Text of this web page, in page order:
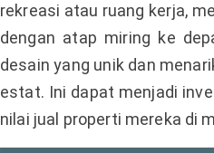
rekreasi atau ruang kerja,
dengan atap miring ke
desain yang unik dan
estat. Ini dapat menjadi
nilai jual properti mereka di